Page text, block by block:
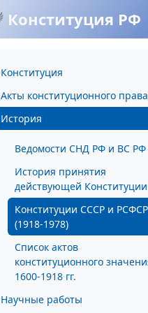
Конституция РФ
Конституция
Акты конституционного права
История
Ведомости СНД РФ и ВС РФ
История принятия
действующей
Конституции СССР и РСФСР
(1918-1978)
Список актов
конституционного
1600-1918 гг.
Научные работы